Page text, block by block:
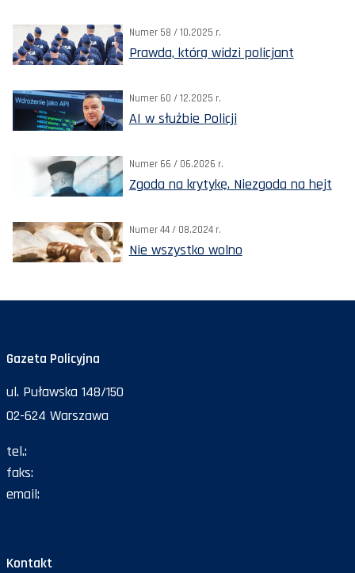
Numer 58 / 10.2025 r.
Prawda, którą widzi policjant
Numer 60 / 12.2025 r.
AI w służbie Policji
Numer 66 / 06.2026 r.
Zgoda na krytykę. Niezgoda na hejt
Numer 44 / 08.2024 r.
Nie wszystko wolno
Gazeta Policyjna
ul. Puławska 148/150
02-624 Warszawa
tel.:
faks:
email:
Kontakt